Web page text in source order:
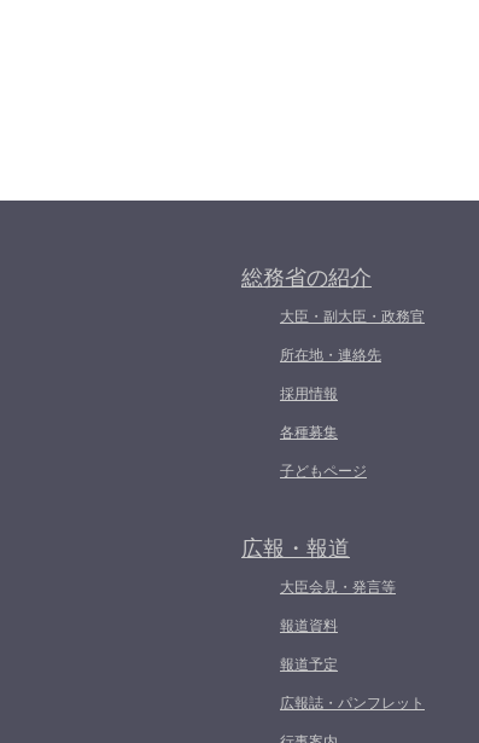
総務省の紹介
大臣・副大臣・政務官
所在地・連絡先
採用情報
各種募集
子どもページ
広報・報道
大臣会見・発言等
報道資料
報道予定
広報誌・パンフレット